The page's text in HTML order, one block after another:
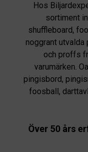
Hos
sortiment
shuffleboard,
noggrant
och proffs
varumärken.
pingisbord,
foosball,
Över 50 års